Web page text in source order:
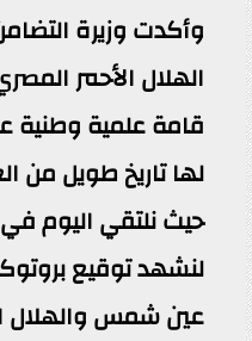
وأكدت وزيرة
الهلال الأحمر
قامة علمية وطنية
لها تاريخ طويل من
حيث نلتقي اليوم في
لنشهد توقيع
عين شمس والهلال